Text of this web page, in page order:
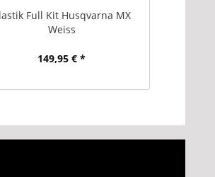
Full Kit Husqvarna MX
Weiss
149,95 € *